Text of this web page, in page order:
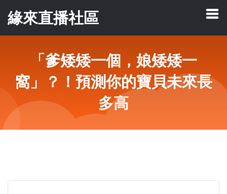
緣來直播社區
「爹矮矮一個，娘矮矮一
窩」？！預測你的寶貝未來長
多高